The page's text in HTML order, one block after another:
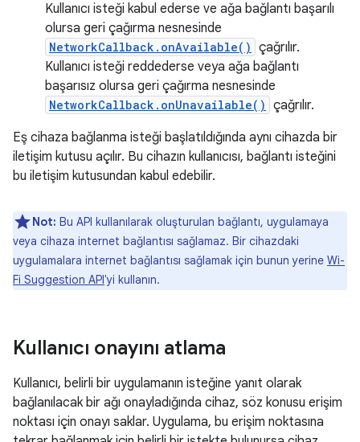
Kullanıcı isteği kabul ederse ve ağa bağlantı başarılı
olursa geri çağırma nesnesinde
NetworkCallback.onAvailable() çağrılır.
Kullanıcı isteği reddederse veya ağa bağlantı
başarısız olursa geri çağırma nesnesinde
NetworkCallback.onUnavailable() çağrılır.
Eş cihaza bağlanma isteği başlatıldığında aynı cihazda bir
iletişim kutusu açılır. Bu cihazın kullanıcısı, bağlantı isteğini
bu iletişim kutusundan kabul edebilir.
Not: Bu API kullanılarak oluşturulan bağlantı, uygulamaya
veya cihaza internet bağlantısı sağlamaz. Bir cihazdaki
uygulamalara internet bağlantısı sağlamak için bunun yerine Wi-
Fi Suggestion API'yi kullanın.
Kullanıcı onayını atlama
Kullanıcı, belirli bir uygulamanın isteğine yanıt olarak
bağlanılacak bir ağı onayladığında cihaz, söz konusu erişim
noktası için onayı saklar. Uygulama, bu erişim noktasına